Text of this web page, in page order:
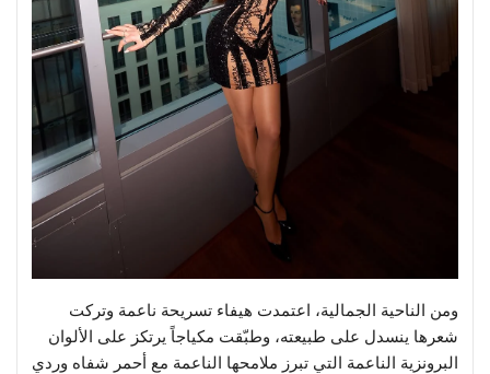
ومن الناحية الجمالية، اعتمدت هيفاء تسريحة ناعمة وتركت
شعرها ينسدل على طبيعته، وطبّقت مكياجاً يرتكز على الألوان
البرونزية الناعمة التي تبرز ملامحها الناعمة مع أحمر شفاه وردي